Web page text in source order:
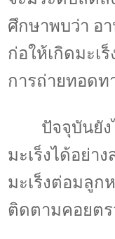
ศึกษาพบว่า อ
ก่อให้เกิดมะเ
การถ่ายทอดท
ปัจจุบันยั
มะเร็งได้อย่า
มะเร็งต่อมลูก
ติดตามคอยตร